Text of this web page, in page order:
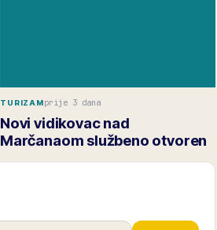
TURIZAMprije 3 dana
Novi vidikovac nad
Marčanaom službeno otvoren